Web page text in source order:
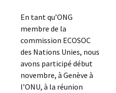
En tant qu’ONG
membre de la
commission ECOSOC
des Nations Unies, nous
avons participé début
novembre, à Genève à
l’ONU, à la réunion